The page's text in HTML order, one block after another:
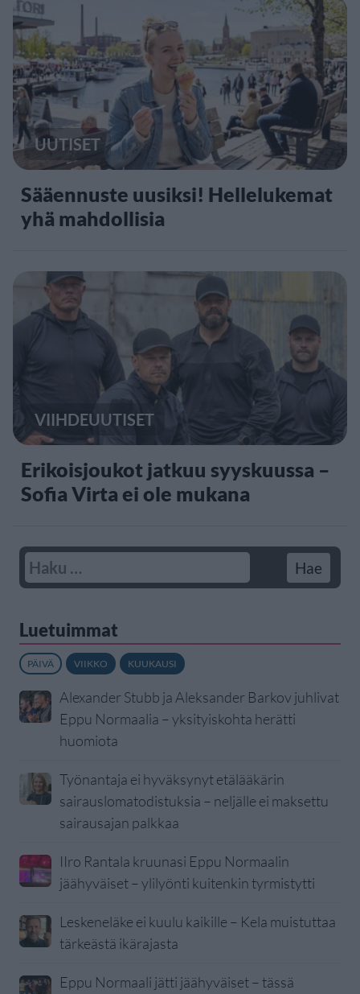
UUTISET
Sääennuste uusiksi! Hellelukemat
yhä mahdollisia
VIIHDEUUTISET
Erikoisjoukot jatkuu syyskuussa –
Sofia Virta ei ole mukana
Luetuimmat
PÄIVÄ VIIKKO KUUKAUSI
Alexander Stubb ja Aleksander Barkov juhlivat
Eppu Normaalia – yksityiskohta herätti
huomiota
Työnantaja ei hyväksynyt etälääkärin
sairauslomatodistuksia – neljälle ei maksettu
sairausajan palkkaa
IIro Rantala kruunasi Eppu Normaalin
jäähyväiset – ylilyönti kuitenkin tyrmistytti
Leskeneläke ei kuulu kaikille – Kela muistuttaa
tärkeästä ikärajasta
Eppu Normaali jätti jäähyväiset – tässä